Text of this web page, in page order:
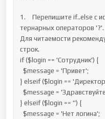
1.	Перепишите if..else с использованием нескольких
тернарных операторов '?'.
Для читаемости
строк.
if ($login == 'Сотрудник') {
  $message = 'Привет';
} elseif ($login ==
  $message = 'Здравствуйте';
} elseif ($login == '') {
  $message = 'Нет логина';